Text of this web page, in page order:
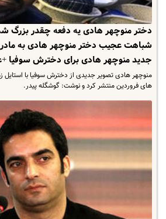
دختر منوچهر هادی یه دفعه چقدر بزرگ
شباهت عجیب دختر منوچهر هادی به
جدید منوچهر هادی برای دخترش سوفیا
منوچهر هادی تصویر جدیدی از دخترش سوفیا با استایل
های فروردین منتشر کرد و نوشت: گوشگله پیدر.